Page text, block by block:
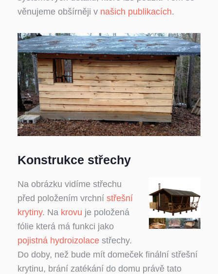
věnujeme obšírněji v našich publikacích.
Konstrukce střechy
Na obrázku vidíme střechu
před položením vrchní střešní
krytiny. Na krovu je položená
fólie která má funkci jako
pojistná hydroizolacestřechy.
Do doby, než bude mít domeček finální střešní
krytinu, brání zatékání do domu právě tato